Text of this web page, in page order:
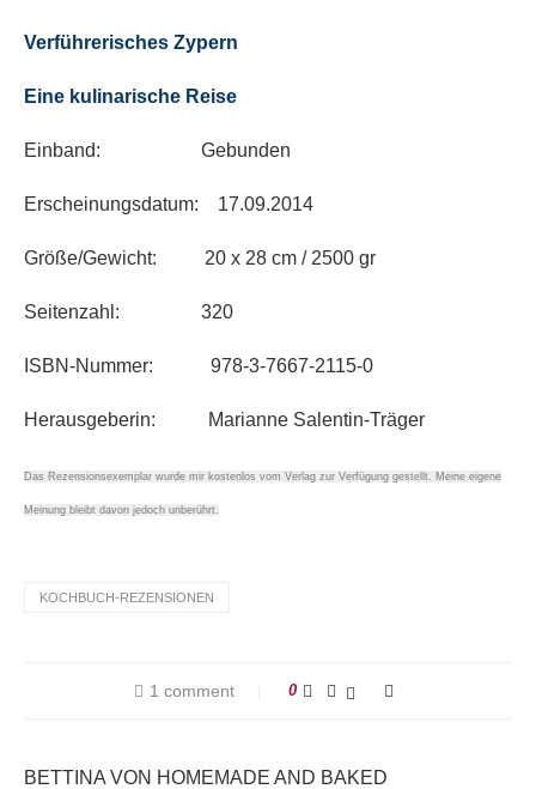
Verführerisches Zypern
Eine kulinarische Reise
Einband: Gebunden
Erscheinungsdatum: 17.09.2014
Größe/Gewicht: 20 x 28 cm / 2500 gr
Seitenzahl: 320
ISBN-Nummer: 978-3-7667-2115-0
Herausgeberin: Marianne Salentin-Träger
Das Rezensionsexemplar wurde mir kostenlos vom Verlag zur Verfügung gestellt. Meine eigene
Meinung bleibt davon jedoch unberührt.
KOCHBUCH-REZENSIONEN
1 comment 0
BETTINA VON HOMEMADE AND BAKED